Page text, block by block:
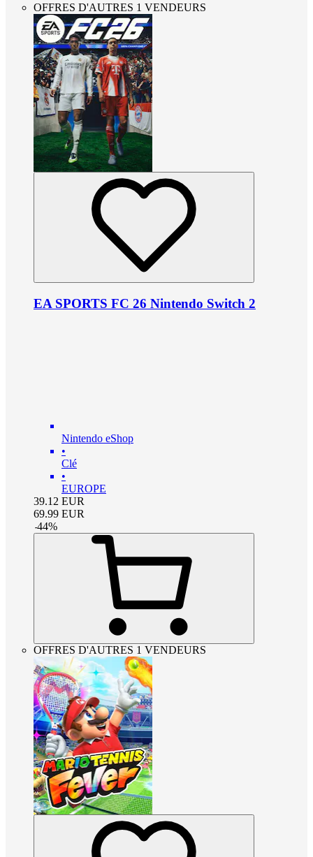
OFFRES D'AUTRES 1 VENDEURS
EA SPORTS FC 26 Nintendo Switch 2
Nintendo eShop
•
Clé
•
EUROPE
39.12 EUR
69.99 EUR
-44%
OFFRES D'AUTRES 1 VENDEURS